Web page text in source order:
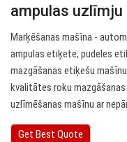
ampulas
Marķēšanas mašīna -
ampulas etiķete, pudeles
mazgāšanas etiķešu
kvalitātes roku
uzlīmēšanas mašīnu ar
Get Best Quote